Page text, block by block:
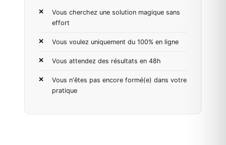
Vous cherchez une solution magique sans
effort
Vous voulez uniquement du 100% en ligne
Vous attendez des résultats en 48h
Vous n'êtes pas encore formé(e) dans votre
pratique